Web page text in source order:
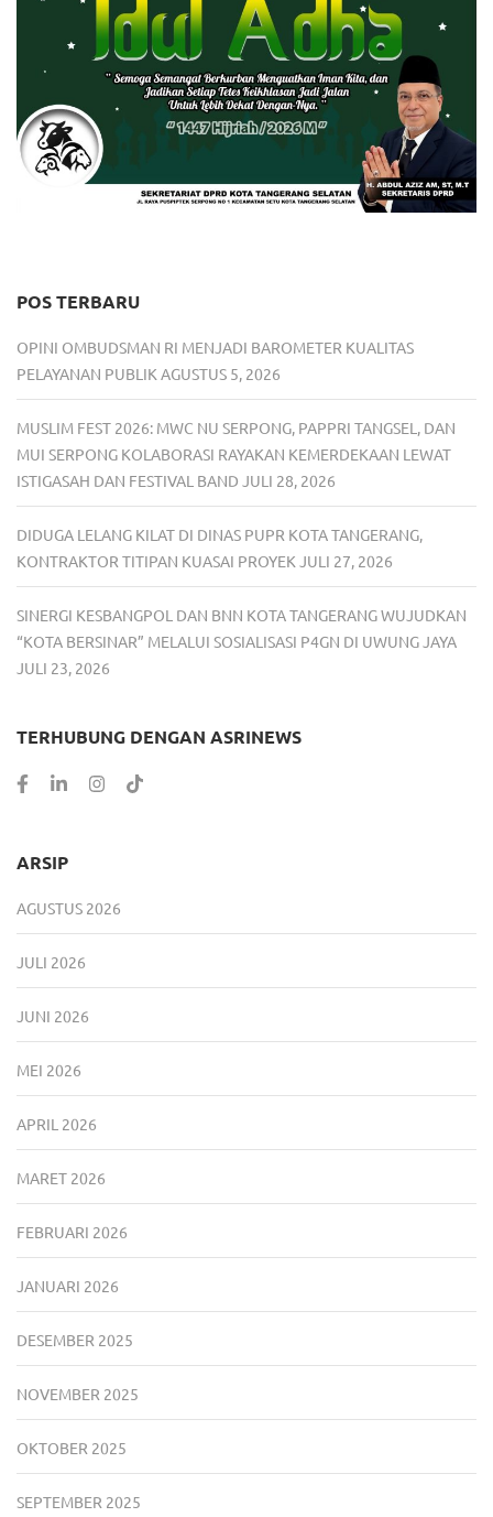
POS TERBARU
OPINI OMBUDSMAN RI MENJADI BAROMETER KUALITAS
PELAYANAN PUBLIK AGUSTUS 5, 2026
MUSLIM FEST 2026: MWC NU SERPONG, PAPPRI TANGSEL, DAN
MUI SERPONG KOLABORASI RAYAKAN KEMERDEKAAN LEWAT
ISTIGASAH DAN FESTIVAL BAND JULI 28, 2026
DIDUGA LELANG KILAT DI DINAS PUPR KOTA TANGERANG,
KONTRAKTOR TITIPAN KUASAI PROYEK JULI 27, 2026
SINERGI KESBANGPOL DAN BNN KOTA TANGERANG WUJUDKAN
“KOTA BERSINAR” MELALUI SOSIALISASI P4GN DI UWUNG JAYA
JULI 23, 2026
TERHUBUNG DENGAN ASRINEWS
ARSIP
AGUSTUS 2026
JULI 2026
JUNI 2026
MEI 2026
APRIL 2026
MARET 2026
FEBRUARI 2026
JANUARI 2026
DESEMBER 2025
NOVEMBER 2025
OKTOBER 2025
SEPTEMBER 2025